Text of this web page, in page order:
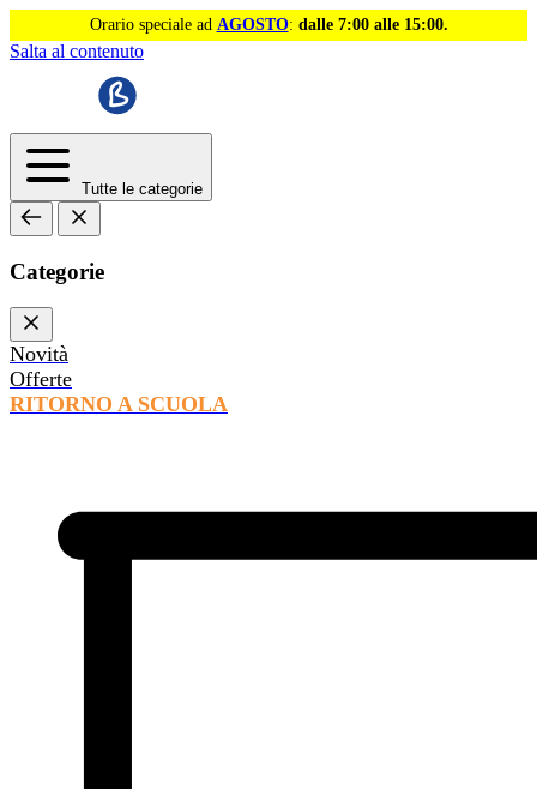
Orario speciale ad AGOSTO: dalle 7:00 alle 15:00.
Salta al contenuto
Tutte le categorie
Categorie
Novità
Offerte
RITORNO A SCUOLA